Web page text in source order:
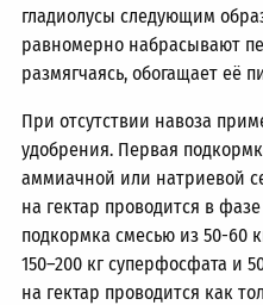
гладиолусы следующим
равномерно набрасывают
размягчаясь, обогащает её
При отсутствии навоза
удобрения. Первая
аммиачной или натриевой
на гектар проводится в
подкормка смесью из50-60
150–200 кг суперфосфата и
на гектар проводится как